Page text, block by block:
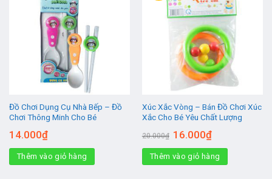
Đồ Chơi Dụng Cụ Nhà Bếp – Đồ
Chơi Thông Minh Cho Bé
14.000₫
Thêm vào giỏ hàng
Xúc Xắc Vòng – Bán Đồ Chơi Xúc
Xắc Cho Bé Yêu Chất Lượng
20.000₫ Giá
gốc
là:
20.000₫.
16.000₫Giá
tại
là:
16.000₫.
Thêm vào giỏ hàng